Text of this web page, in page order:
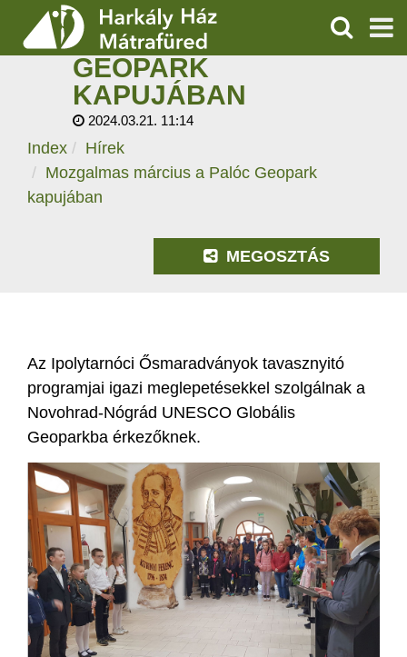
SZOLGÁLTATÁSOK
PROGRAMOK
HÍREK
KERESÉS
MOZGALMAS
MÁRCIUS A PALÓC
GEOPARK
KAPUJÁBAN
2024.03.21. 11:14
Index
Hírek
Mozgalmas március a Palóc Geopark
kapujában
MEGOSZTÁS
Az Ipolytarnóci Ősmaradványok tavasznyitó
programjai igazi meglepetésekkel szolgálnak a
Novohrad-Nógrád UNESCO Globális
Geoparkba érkezőknek.